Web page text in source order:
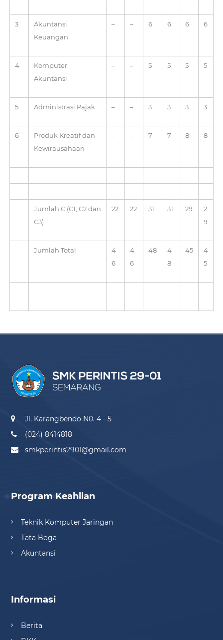
3
Akuntansi
Keuangan
– – 6 6 6 6
4
Komputer
Akuntansi
– – 5 5 5 5
5 Administrasi Pajak – – 3 3 3 3
6
Produk Kreatif dan
Kewirausahaan
– – 7 7 8 8
Jumlah C (C1, C2 dan
C3)
22 22 31 31 29
2
9
Jumlah Total
4
6
4
6
48
4
8
45
4
5
Jl. Karangbendo N0. 4 - 5
(024) 8414818
smkperintis2901@gmail.com
Program Keahlian
Teknik Komputer Jaringan
Tata Boga
Akuntansi
Informasi
Berita